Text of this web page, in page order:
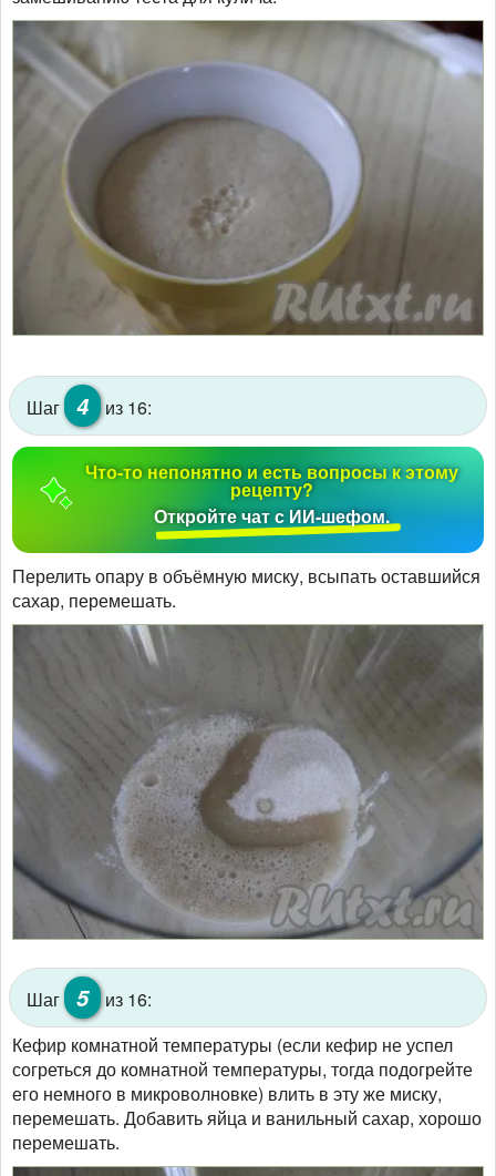
Шаг 4 из 16:
Что-то непонятно и есть вопросы к этому
рецепту?
Откройте чат с ИИ-шефом.
Перелить опару в объёмную миску, всыпать оставшийся
сахар, перемешать.
Шаг 5
из 16:
Кефир комнатной температуры (если кефир не успел
согреться до комнатной температуры, тогда подогрейте
его немного в микроволновке) влить в эту же миску,
перемешать. Добавить яйца и ванильный сахар, хорошо
перемешать.